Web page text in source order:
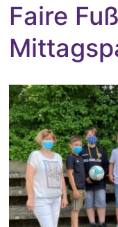
Faire